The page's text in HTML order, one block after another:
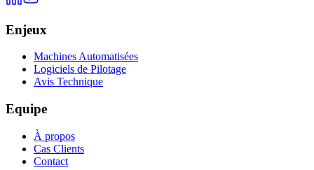
Enjeux
Machines Automatisées
Logiciels de Pilotage
Avis Technique
Equipe
À propos
Cas Clients
Contact